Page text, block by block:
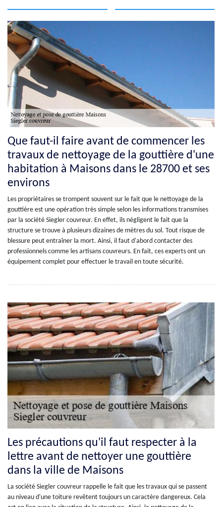
Que faut-il faire avant de commencer les
travaux de nettoyage de la gouttière d'une
habitation à Maisons dans le 28700 et ses
environs
Les propriétaires se trompent souvent sur le fait que le nettoyage de la
gouttière est une opération très simple selon les informations transmises
par la société Siegler couvreur. En effet, ils négligent le fait que la
structure se trouve à plusieurs dizaines de mètres du sol. Tout risque de
blessure peut entraîner la mort. Ainsi, il faut d'abord contacter des
professionnels comme les artisans couvreurs. En fait, ces experts ont un
équipement complet pour effectuer le travail en toute sécurité.
Les précautions qu'il faut respecter à la
lettre avant de nettoyer une gouttière
dans la ville de Maisons
La société Siegler couvreur rappelle le fait que les travaux qui se passent
au niveau d'une toiture revêtent toujours un caractère dangereux. Cela